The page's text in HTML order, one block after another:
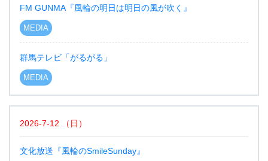
FM GUNMA『風輪の明日は明日の風が吹く』
MEDIA
群馬テレビ「がるがる」
MEDIA
2026-7-12 （ 日 ）
文化放送『風輪のSmileSunday』